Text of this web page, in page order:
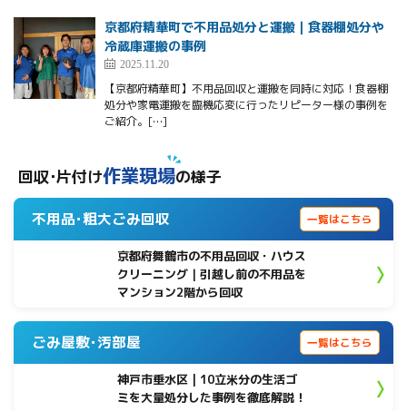
京都府精華町で不用品処分と運搬｜食器棚処分や
冷蔵庫運搬の事例
2025.11.20
【京都府精華町】不用品回収と運搬を同時に対応！食器棚
処分や家電運搬を臨機応変に行ったリピーター様の事例を
ご紹介。[…]
回収･片付け作業現場の様子
不用品･粗大ごみ回収 一覧はこちら
京都府舞鶴市の不用品回収・ハウス
クリーニング｜引越し前の不用品を
マンション2階から回収
ごみ屋敷･汚部屋 一覧はこちら
神戸市垂水区 | 10立米分の生活ゴ
ミを大量処分した事例を徹底解説！